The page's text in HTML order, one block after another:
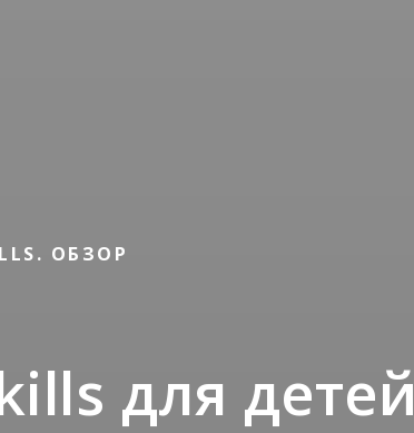
ОБЗОР
для детей